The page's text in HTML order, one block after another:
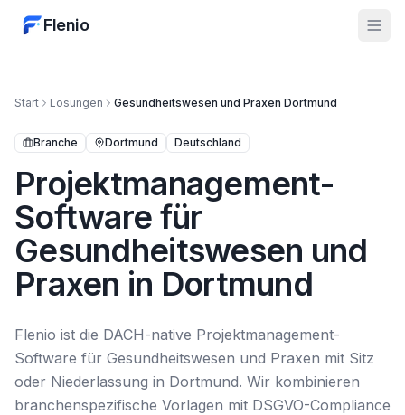
Flenio
Start Lösungen Gesundheitswesen und Praxen Dortmund
Branche Dortmund Deutschland
Projektmanagement-
Software für
Gesundheitswesen und
Praxen in Dortmund
Flenio ist die DACH-native Projektmanagement-
Software für Gesundheitswesen und Praxen mit Sitz
oder Niederlassung in Dortmund. Wir kombinieren
branchenspezifische Vorlagen mit DSGVO-Compliance